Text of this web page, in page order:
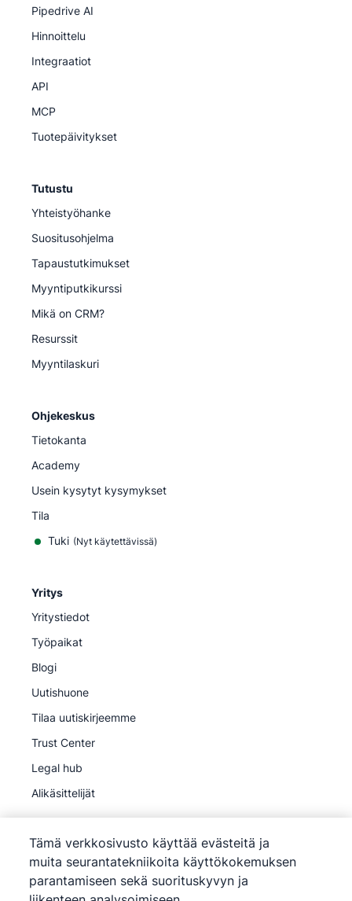
Pipedrive AI
Hinnoittelu
Integraatiot
API
MCP
Tuotepäivitykset
Tutustu
Yhteistyöhanke
Suositusohjelma
Tapaustutkimukset
Myyntiputkikurssi
Mikä on CRM?
Resurssit
Myyntilaskuri
Ohjekeskus
Tietokanta
Academy
Usein kysytyt kysymykset
Tila
Tuki (Nyt käytettävissä)
Yritys
Yritystiedot
Työpaikat
Blogi
Uutishuone
Tilaa uutiskirjeemme
Trust Center
Legal hub
Alikäsittelijät
©2026Pipedrive
Tämä verkkosivusto käyttää evästeitä ja
muita seurantatekniikoita käyttökokemuksen
parantamiseen sekä suorituskyvyn ja